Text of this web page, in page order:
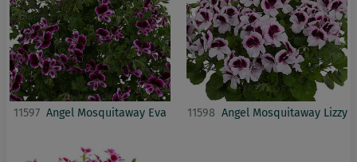
11597 Angel Mosquitaway Eva 11598 Angel Mosquitaway Lizzy